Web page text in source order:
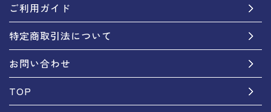
ご利用ガイド
特定商取引法について
お問い合わせ
TOP